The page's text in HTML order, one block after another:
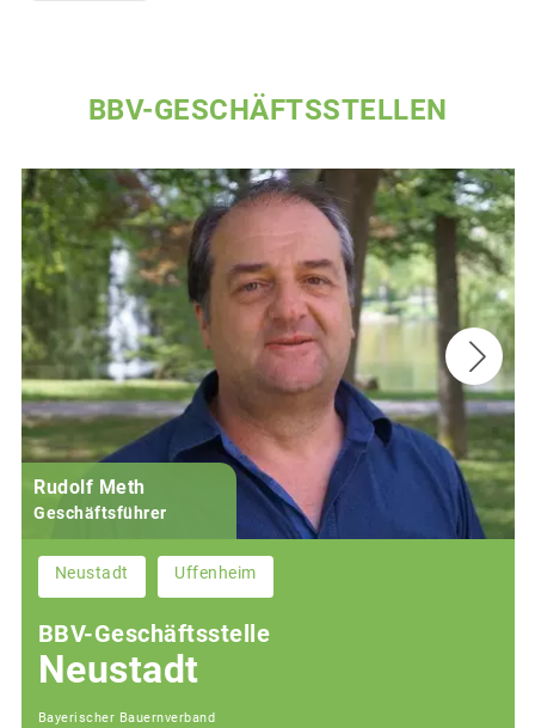
BBV-GESCHÄFTSSTELLEN
Rudolf Meth
Geschäftsführer
Neustadt Uffenheim
BBV-Geschäftsstelle
Neustadt
Bayerischer Bauernverband